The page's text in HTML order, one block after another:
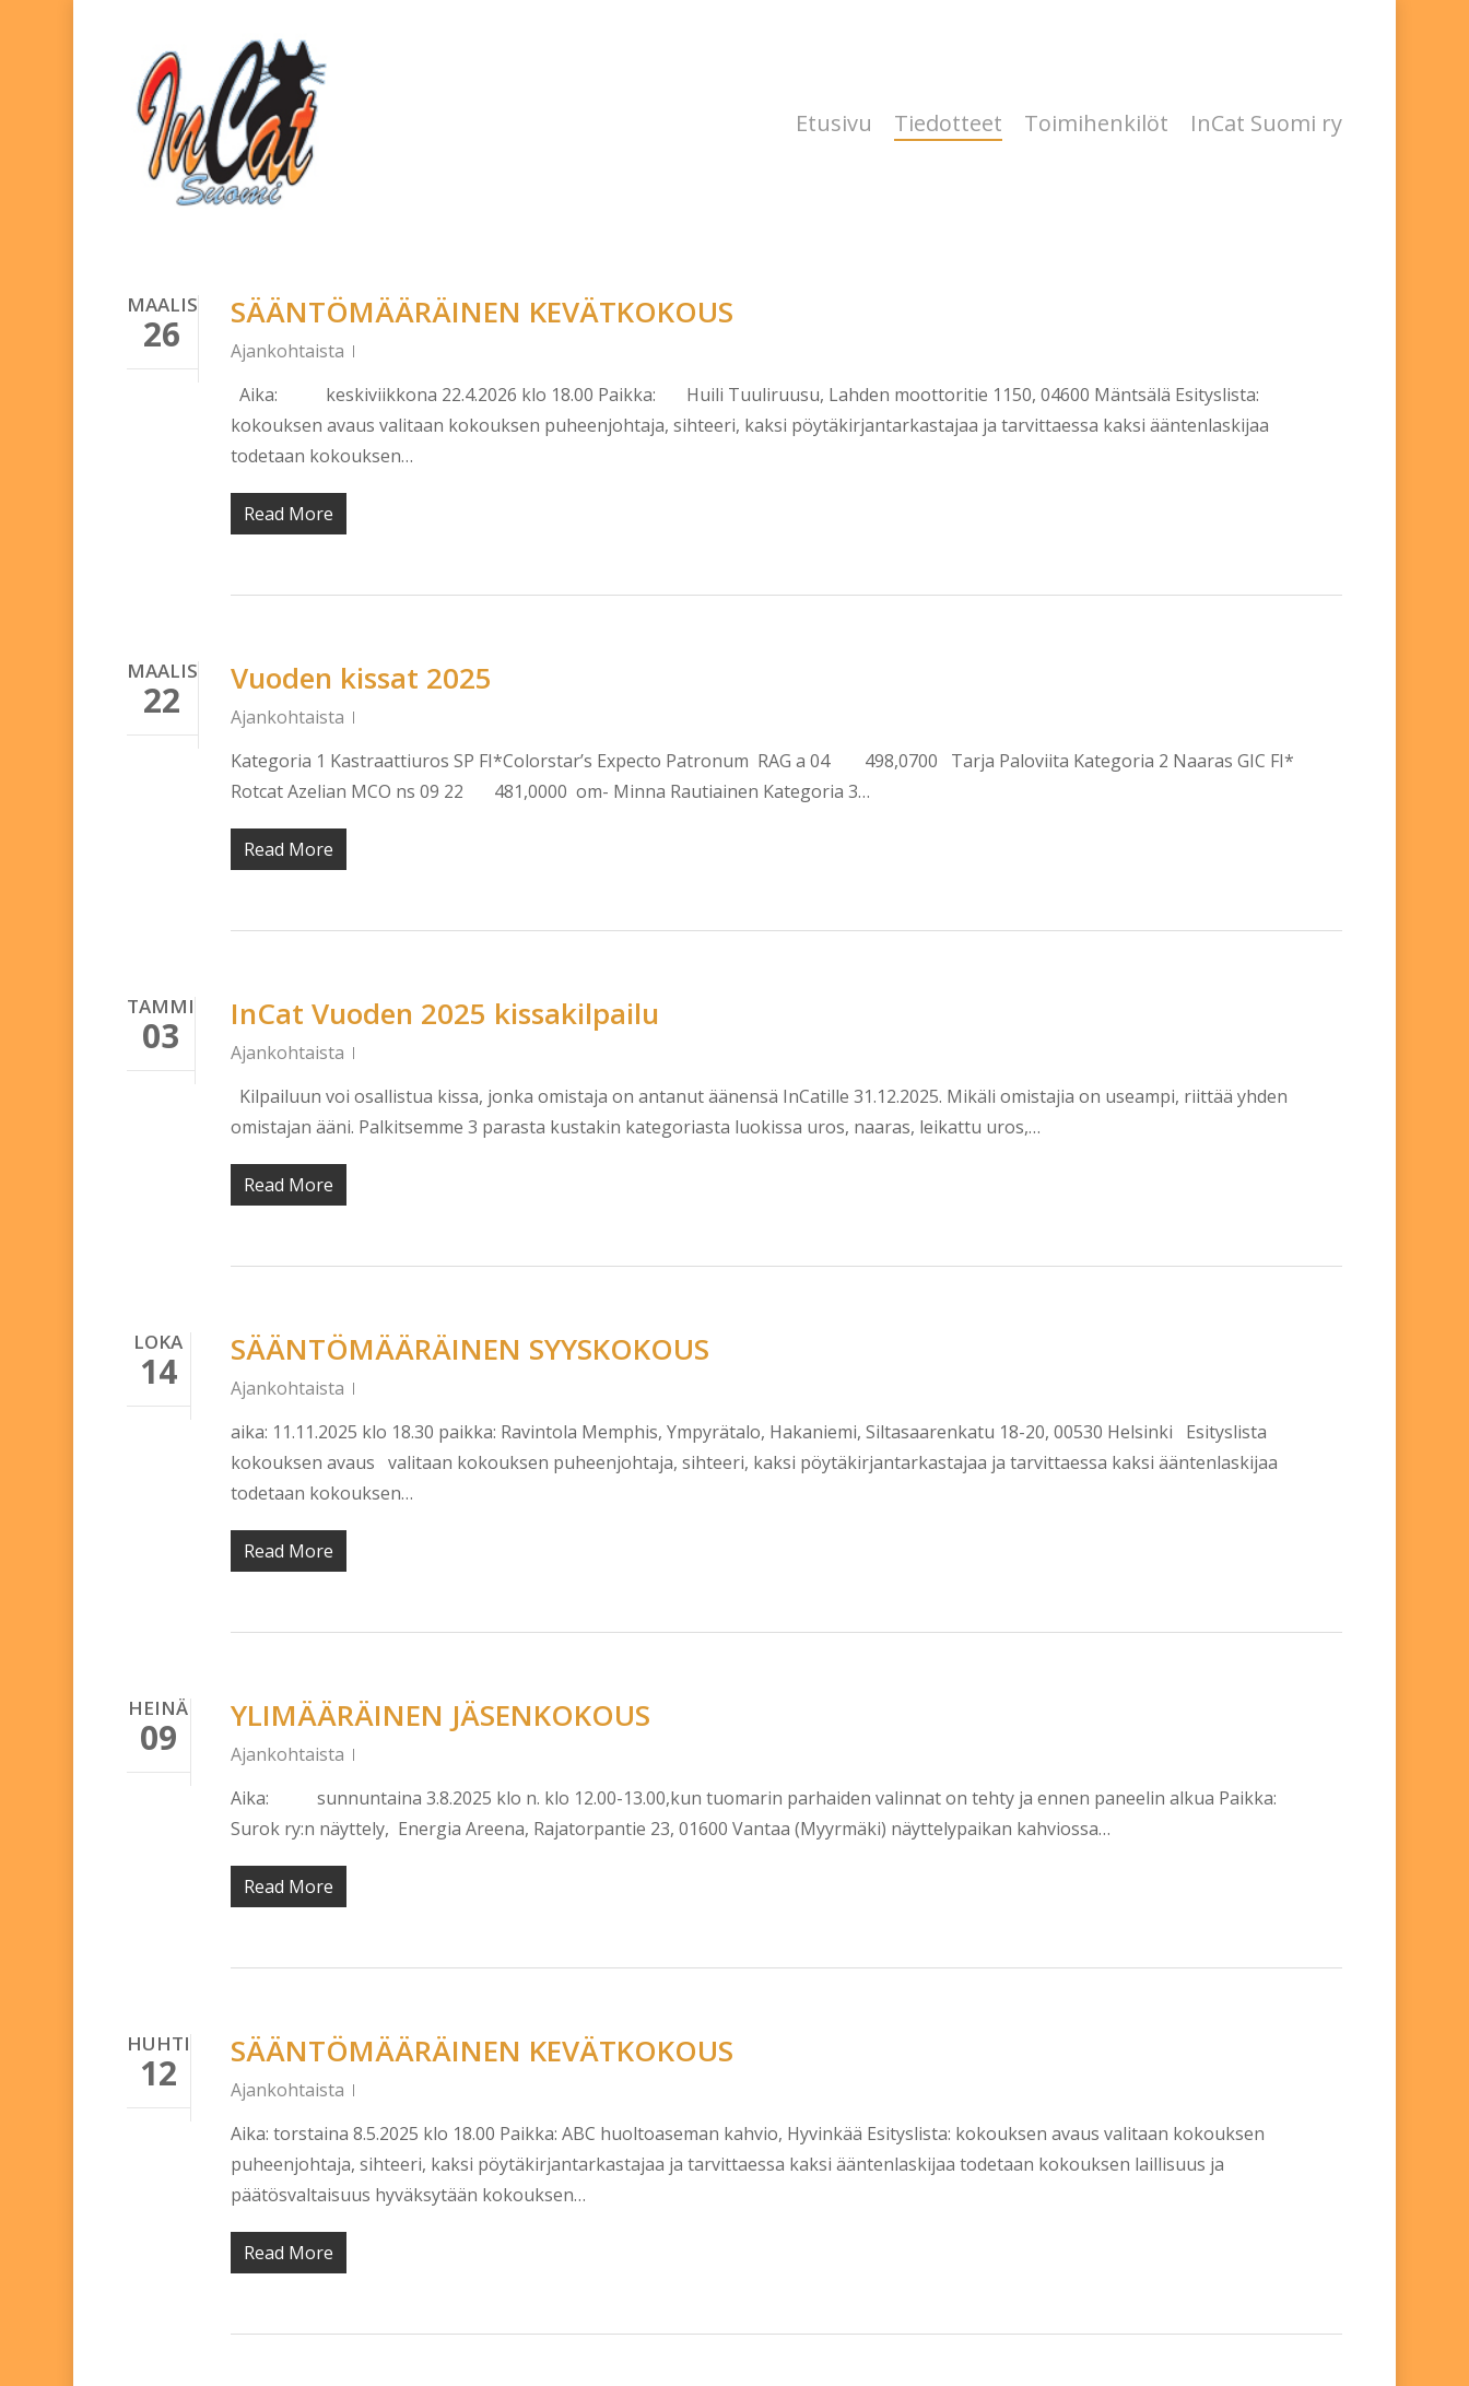
Etusivu Tiedotteet Toimihenkilöt InCat Suomi ry
MAALIS
26 SÄÄNTÖMÄÄRÄINEN KEVÄTKOKOUS
Ajankohtaista
Aika: keskiviikkona 22.4.2026 klo 18.00 Paikka: Huili Tuuliruusu, Lahden moottoritie 1150, 04600 Mäntsälä Esityslista:
kokouksen avaus valitaan kokouksen puheenjohtaja, sihteeri, kaksi pöytäkirjantarkastajaa ja tarvittaessa kaksi ääntenlaskijaa
todetaan kokouksen…
Read More
MAALIS
22 Vuoden kissat 2025
Ajankohtaista
Kategoria 1 Kastraattiuros SP FI*Colorstar’s Expecto Patronum RAG a 04 498,0700 Tarja Paloviita Kategoria 2 Naaras GIC FI*
Rotcat Azelian MCO ns 09 22 481,0000 om- Minna Rautiainen Kategoria 3…
Read More
TAMMI
03 InCat Vuoden 2025 kissakilpailu
Ajankohtaista
Kilpailuun voi osallistua kissa, jonka omistaja on antanut äänensä InCatille 31.12.2025. Mikäli omistajia on useampi, riittää yhden
omistajan ääni. Palkitsemme 3 parasta kustakin kategoriasta luokissa uros, naaras, leikattu uros,…
Read More
LOKA
14 SÄÄNTÖMÄÄRÄINEN SYYSKOKOUS
Ajankohtaista
aika: 11.11.2025 klo 18.30 paikka: Ravintola Memphis, Ympyrätalo, Hakaniemi, Siltasaarenkatu 18-20, 00530 Helsinki Esityslista
kokouksen avaus valitaan kokouksen puheenjohtaja, sihteeri, kaksi pöytäkirjantarkastajaa ja tarvittaessa kaksi ääntenlaskijaa
todetaan kokouksen…
Read More
HEINÄ
09 YLIMÄÄRÄINEN JÄSENKOKOUS
Ajankohtaista
Aika: sunnuntaina 3.8.2025 klo n. klo 12.00-13.00,kun tuomarin parhaiden valinnat on tehty ja ennen paneelin alkua Paikka:
Surok ry:n näyttely, Energia Areena, Rajatorpantie 23, 01600 Vantaa (Myyrmäki) näyttelypaikan kahviossa…
Read More
HUHTI
12 SÄÄNTÖMÄÄRÄINEN KEVÄTKOKOUS
Ajankohtaista
Aika: torstaina 8.5.2025 klo 18.00 Paikka: ABC huoltoaseman kahvio, Hyvinkää Esityslista: kokouksen avaus valitaan kokouksen
puheenjohtaja, sihteeri, kaksi pöytäkirjantarkastajaa ja tarvittaessa kaksi ääntenlaskijaa todetaan kokouksen laillisuus ja
päätösvaltaisuus hyväksytään kokouksen…
Read More